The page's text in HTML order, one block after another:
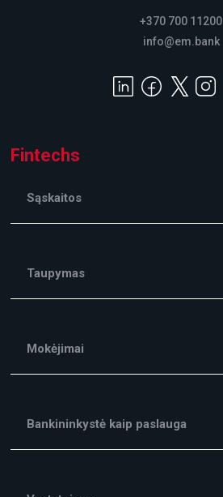
+370 700 11200
info@em.bank
Fintechs
Sąskaitos
Taupymas
Mokėjimai
Bankininkystė kaip paslauga